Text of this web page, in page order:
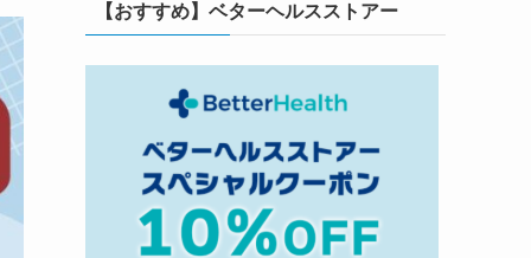
【おすすめ】ベターヘルスストアー